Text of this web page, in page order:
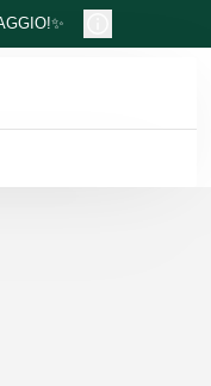
5 su 5 stelle recensito